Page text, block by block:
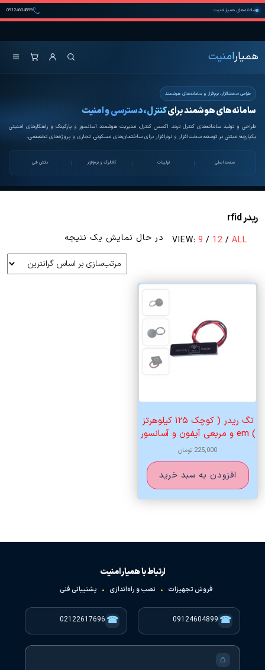
Skip
to
content
سامانه‌های همیار امنیت 09124604899
همیار امنیت
همیارامنیت
طراحی سخت‌افزار، نرم‌افزار و سامانه‌های هوشمند
سامانه‌های هوشمند برایکنترل، دسترسی و امنیت
طراحی و تولید سامانه‌های کنترل تردد، اکسس کنترل، مدیریت هوشمند آسانسور و پارکینگ و راهکارهای امنیتی
یکپارچه؛ مبتنی بر توسعه سخت‌افزار و نرم‌افزار برای ساختمان‌های مسکونی، تجاری و پروژه‌های تخصصی.
صفحه اصلی تولیدات کاتالوگ و نرم‌افزار دانش فنی
ریدر rfid
VIEW: 9 / 12 / ALL در حال نمایش یک نتیجه
تگ ریدر ( کوچک ۱۲۵ کیلوهرتز
) em و مربعی آیفون و آسانسور
225,000 تومان
افزودن به سبد خرید
ارتباط با همیار امنیت
فروش تجهیزات • نصب و راه‌اندازی • پشتیبانی فنی
☎
09124604899
☎
02122617696
⌂